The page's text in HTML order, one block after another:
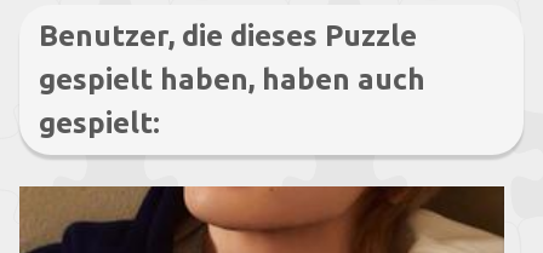
Benutzer, die dieses Puzzle
gespielt haben, haben auch
gespielt: